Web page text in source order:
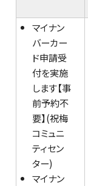
マイナン
バーカー
ド申請受
付を実施
します【事
前予約不
要】(祝梅
コミュニ
ティセン
ター)
マイナン